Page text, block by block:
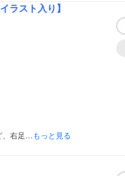
ラスト入り】
、右足…もっと見る